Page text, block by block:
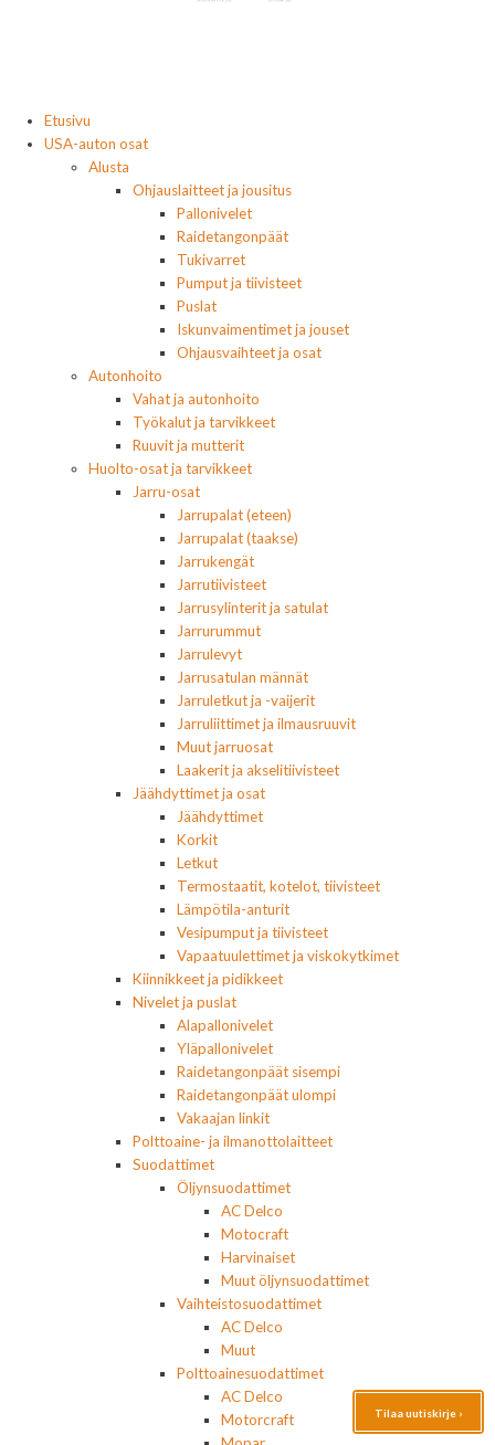
Etusivu
USA-auton osat
Alusta
Ohjauslaitteet ja jousitus
Pallonivelet
Raidetangonpäät
Tukivarret
Pumput ja tiivisteet
Puslat
Iskunvaimentimet ja jouset
Ohjausvaihteet ja osat
Autonhoito
Vahat ja autonhoito
Työkalut ja tarvikkeet
Ruuvit ja mutterit
Huolto-osat ja tarvikkeet
Jarru-osat
Jarrupalat (eteen)
Jarrupalat (taakse)
Jarrukengät
Jarrutiivisteet
Jarrusylinterit ja satulat
Jarrurummut
Jarrulevyt
Jarrusatulan männät
Jarruletkut ja -vaijerit
Jarruliittimet ja ilmausruuvit
Muut jarruosat
Laakerit ja akselitiivisteet
Jäähdyttimet ja osat
Jäähdyttimet
Korkit
Letkut
Termostaatit, kotelot, tiivisteet
Lämpötila-anturit
Vesipumput ja tiivisteet
Vapaatuulettimet ja viskokytkimet
Kiinnikkeet ja pidikkeet
Nivelet ja puslat
Alapallonivelet
Yläpallonivelet
Raidetangonpäät sisempi
Raidetangonpäät ulompi
Vakaajan linkit
Polttoaine- ja ilmanottolaitteet
Suodattimet
Öljynsuodattimet
AC Delco
Motocraft
Harvinaiset
Muut öljynsuodattimet
Vaihteistosuodattimet
AC Delco
Muut
Polttoainesuodattimet
AC Delco
Motorcraft
Tilaa uutiskirje ›